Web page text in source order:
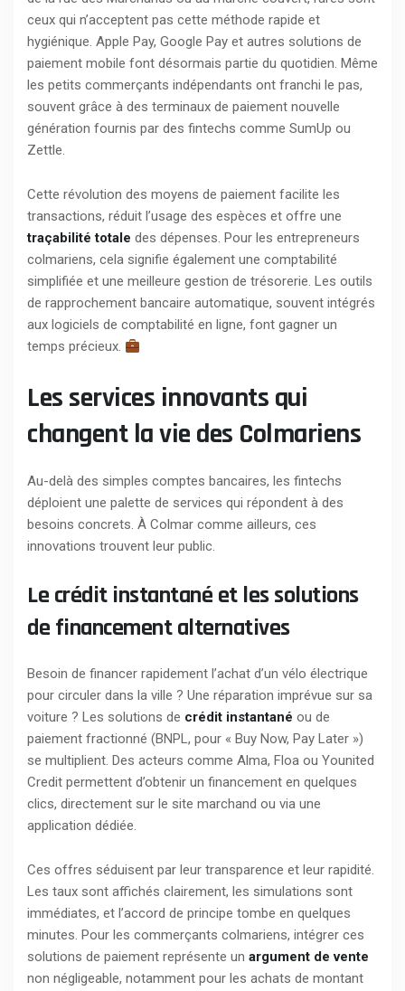
ceux qui n’acceptent pas cette méthode rapide et
hygiénique. Apple Pay, Google Pay et autres solutions de
paiement mobile font désormais partie du quotidien. Même
les petits commerçants indépendants ont franchi le pas,
souvent grâce à des terminaux de paiement nouvelle
génération fournis par des fintechs comme SumUp ou
Zettle.
Cette révolution des moyens de paiement facilite les
transactions, réduit l’usage des espèces et offre une
traçabilité totale des dépenses. Pour les entrepreneurs
colmariens, cela signifie également une comptabilité
simplifiée et une meilleure gestion de trésorerie. Les outils
de rapprochement bancaire automatique, souvent intégrés
aux logiciels de comptabilité en ligne, font gagner un
temps précieux.
Les services innovants qui
changent la vie des Colmariens
Au-delà des simples comptes bancaires, les fintechs
déploient une palette de services qui répondent à des
besoins concrets. À Colmar comme ailleurs, ces
innovations trouvent leur public.
Le crédit instantané et les solutions
de financement alternatives
Besoin de financer rapidement l’achat d’un vélo électrique
pour circuler dans la ville ? Une réparation imprévue sur sa
voiture ? Les solutions de crédit instantané ou de
paiement fractionné (BNPL, pour « Buy Now, Pay Later »)
se multiplient. Des acteurs comme Alma, Floa ou Younited
Credit permettent d’obtenir un financement en quelques
clics, directement sur le site marchand ou via une
application dédiée.
Ces offres séduisent par leur transparence et leur rapidité.
Les taux sont affichés clairement, les simulations sont
immédiates, et l’accord de principe tombe en quelques
minutes. Pour les commerçants colmariens, intégrer ces
solutions de paiement représente un argument de vente
non négligeable, notamment pour les achats de montant